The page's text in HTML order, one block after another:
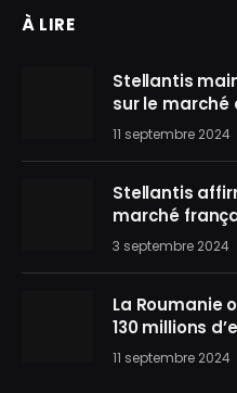
À LIRE
Stellantis
sur le
11 septembre 2024
Stellantis
marché
3 septembre 2024
La Roumanie
130 millions
11 septembre 2024